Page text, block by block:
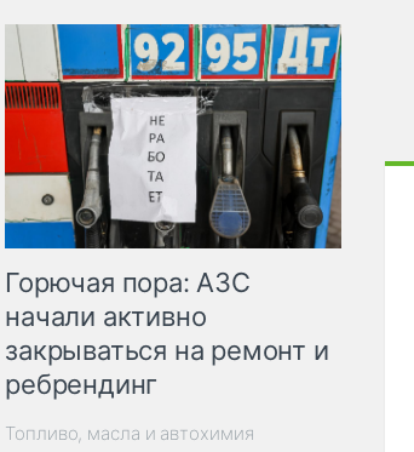
Горючая пора: АЗС
начали активно
закрываться на ремонт и
ребрендинг
Топливо, масла и автохимия